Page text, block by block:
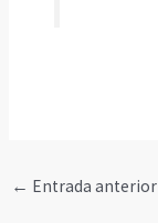
← Entrada anterior